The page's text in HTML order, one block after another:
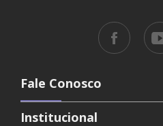
Fale Conosco
Institucional